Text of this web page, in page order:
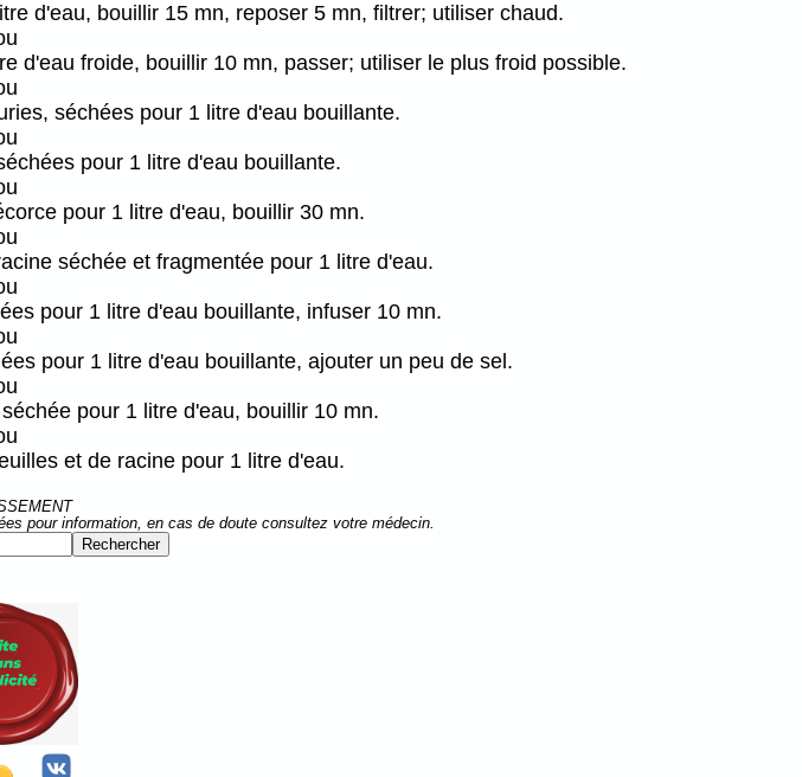
d'eau, bouillir 15 mn, reposer 5 mn, filtrer; utiliser chaud.
d'eau froide, bouillir 10 mn, passer; utiliser le plus froid possible.
séchées pour 1 litre d'eau bouillante.
pour 1 litre d'eau bouillante.
pour 1 litre d'eau, bouillir 30 mn.
séchée et fragmentée pour 1 litre d'eau.
pour 1 litre d'eau bouillante, infuser 10 mn.
pour 1 litre d'eau bouillante, ajouter un peu de sel.
pour 1 litre d'eau, bouillir 10 mn.
et de racine pour 1 litre d'eau.
pour information, en cas de doute consultez votre médecin.